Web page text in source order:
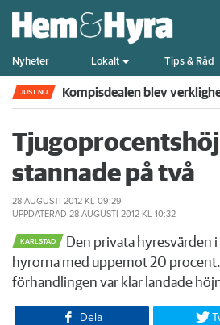
Nyheter Lokalt Tips & Råd
JUST NU Kompisdealen blev
stannade på två
28 AUGUSTI 2012 KL 09:29
UPPDATERAD 28 AUGUSTI 2012 KL 10:32
KARLSTAD
Den privata hyresvärden
hyrorna med uppemot 20
förhandlingen var klar landade
Dela